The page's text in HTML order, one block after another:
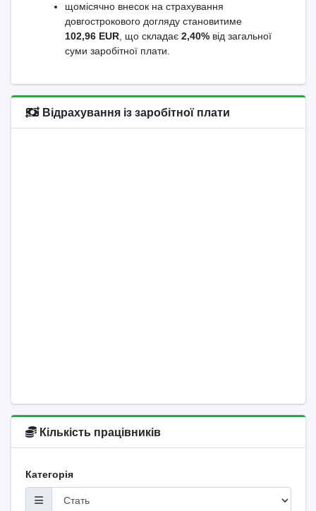
щомісячно внесок на страхування
довгострокового догляду становитиме
102,96 EUR , що складає 2,40% від загальної
суми заробітної плати.
Відрахування із заробітної плати
Кількість працівників
Категорія